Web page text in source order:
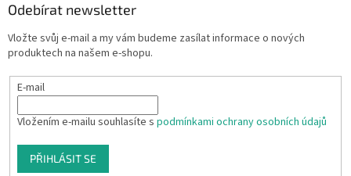
Odebírat newsletter
Vložte svůj e-mail a my vám budeme zasílat informace o nových
produktech na našem e-shopu.
E-mail
Vložením e-mailu souhlasíte s podmínkami ochrany osobních údajů
PŘIHLÁSIT SE